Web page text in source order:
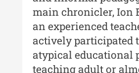
Moldovei
Anuarul Muzeului
Moldovei - XXII / 2022
Anuarul Muzeului
main chronicler, Ion
an experienced
actively participated
atypical educational
teaching adult or